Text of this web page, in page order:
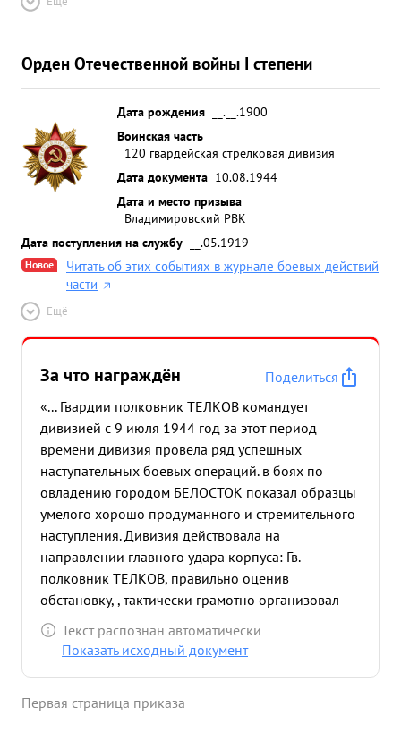
Орден Отечественной войны I степени
Дата рождения
__.__.1900
Воинская часть
120 гвардейская стрелковая дивизия
Дата документа 10.08.1944
Дата и место призыва
Владимировский РВК
Дата поступления на службу
__.05.1919
Новое
Читать об этих событиях в журнале боевых действий
части
Ещё
За что награждён
Поделиться
«... Гвардии полковник ТЕЛКОВ командует
дивизией с 9 июля 1944 год за этот период
времени дивизия провела ряд успешных
наступательных боевых операций. в боях по
овладению городом БЕЛОСТОК показал образцы
умелого хорошо продуманного и стремительного
наступления. Дивизия действовала на
направлении главного удара корпуса: Гв.
полковник ТЕЛКОВ, правильно оценив
обстановку, , тактически грамотно организовал
бой, конкретно - ясно определил задачи
стрелковым полкам, четко организовал
четко было организовано взаимодействие пехоты
Текст распознан автоматически
Показать исходный документ
Первая страница приказа